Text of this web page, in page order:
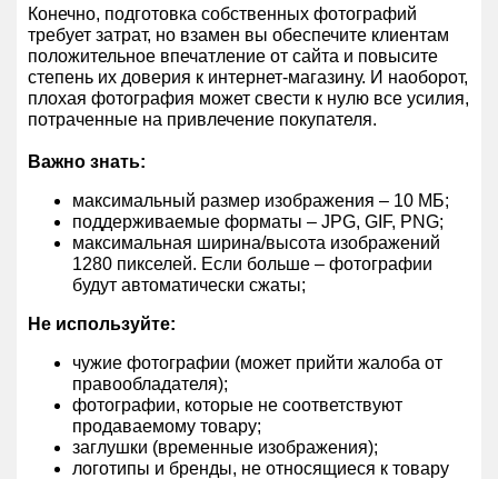
Конечно, подготовка собственных фотографий
требует затрат, но взамен вы обеспечите клиентам
положительное впечатление от сайта и повысите
степень их доверия к интернет-магазину. И наоборот,
плохая фотография может свести к нулю все усилия,
потраченные на привлечение покупателя.
Важно знать:
максимальный размер изображения – 10 МБ;
поддерживаемые форматы – JPG, GIF, PNG;
максимальная ширина/высота изображений
1280 пикселей. Если больше – фотографии
будут автоматически сжаты;
Не используйте:
чужие фотографии (может прийти жалоба от
правообладателя);
фотографии, которые не соответствуют
продаваемому товару;
заглушки (временные изображения);
логотипы и бренды, не относящиеся к товару